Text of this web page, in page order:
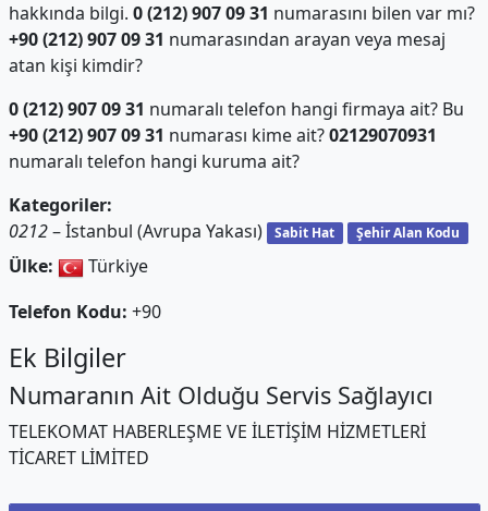
hakkında bilgi. 0 (212) 907 09 31 numarasını bilen var mı?
+90 (212) 907 09 31 numarasından arayan veya mesaj
atan kişi kimdir?
0 (212) 907 09 31 numaralı telefon hangi firmaya ait? Bu
+90 (212) 907 09 31 numarası kime ait?02129070931
numaralı telefon hangi kuruma ait?
Kategoriler:
0212– İstanbul (Avrupa Yakası) Sabit Hat Şehir Alan Kodu
Ülke:
Türkiye
Telefon Kodu: +90
Ek Bilgiler
Numaranın Ait Olduğu Servis Sağlayıcı
TELEKOMAT HABERLEŞME VE İLETİŞİM HİZMETLERİ
TİCARET LİMİTED